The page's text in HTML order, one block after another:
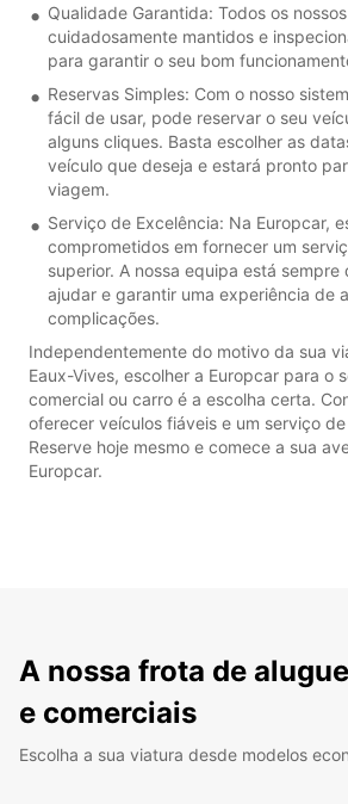
Qualidade Garantida: Todos os
cuidadosamente mantidos e
para garantir o seu bom
Reservas Simples: Com o nosso
fácil de usar, pode reservar o seu
alguns cliques. Basta escolher as
veículo que deseja e estará pronto
viagem.
Serviço de Excelência: Na Europcar,
comprometidos em fornecer um
superior. A nossa equipa está sempre
ajudar e garantir uma experiência de
complicações.
Independentemente do motivo da sua
Eaux-Vives, escolher a Europcar para o
comercial ou carro é a escolha certa.
oferecer veículos fiáveis e um serviço
Reserve hoje mesmo e comece a sua
Europcar.
A nossa frota de
e comerciais
Escolha a sua viatura desde modelos